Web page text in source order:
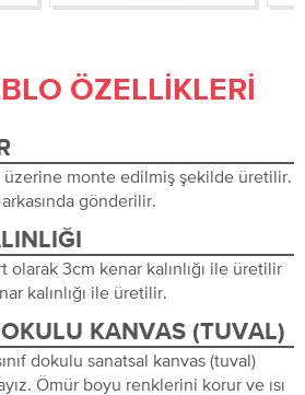
ÖZELLIKLERI
üzerine monte edilmiş şekilde üretilir.
gönderilir.
olarak 3cm kenar kalınlığı ile üretilir
kalınlığı ile üretilir.
KANVAS (TUVAL)
dokulu sanatsal kanvas (tuval)
Ömür boyu renklerini korur ve ısı